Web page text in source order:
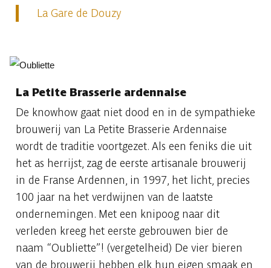
La Gare de Douzy
La Petite Brasserie ardennaise
De knowhow gaat niet dood en in de sympathieke
brouwerij van La Petite Brasserie Ardennaise
wordt de traditie voortgezet. Als een feniks die uit
het as herrijst, zag de eerste artisanale brouwerij
in de Franse Ardennen, in 1997, het licht, precies
100 jaar na het verdwijnen van de laatste
ondernemingen. Met een knipoog naar dit
verleden kreeg het eerste gebrouwen bier de
naam “Oubliette”! (vergetelheid) De vier bieren
van de brouwerij hebben elk hun eigen smaak en